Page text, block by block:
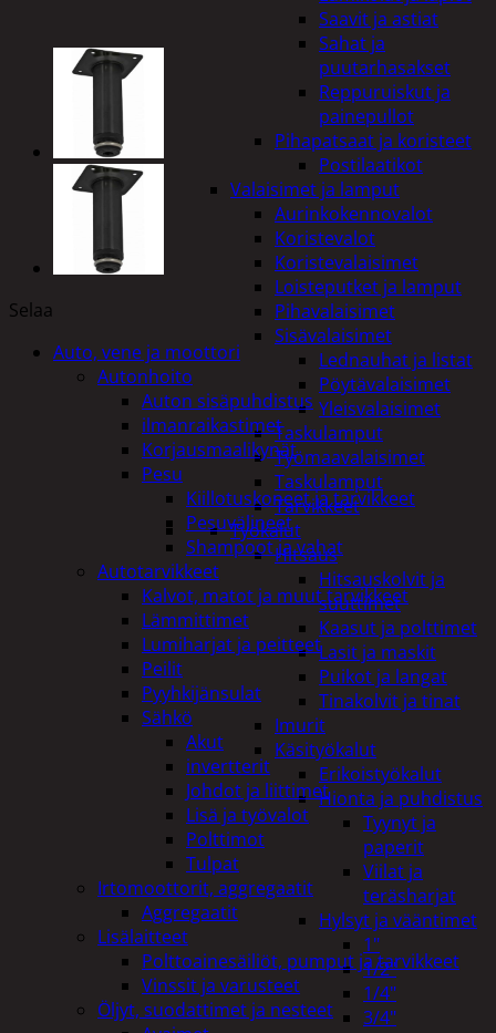
Saavit ja astiat
Sahat ja
puutarhasakset
Reppuruiskut ja
painepullot
Pihapatsaat ja koristeet
Postilaatikot
Valaisimet ja lamput
Aurinkokennovalot
Koristevalot
Koristevalaisimet
Loisteputket ja lamput
Pihavalaisimet
Sisävalaisimet
Lednauhat ja listat
Pöytävalaisimet
Yleisvalaisimet
Taskulamput
Työmaavalaisimet
Taskulamput
Tarvikkeet
Työkalut
Hitsaus
Hitsauskolvit ja
suuttimet
Kaasut ja polttimet
Lasit ja maskit
Puikot ja langat
Tinakolvit ja tinat
Imurit
Käsityökalut
Erikoistyökalut
Hionta ja puhdistus
Tyynyt ja
paperit
Viilat ja
teräsharjat
Hylsyt ja vääntimet
1"
1/2"
1/4"
3/4"
Selaa
Auto, vene ja moottori
Autonhoito
Auton sisäpuhdistus
ilmanraikastimet
Korjausmaalikynät
Pesu
Kiillotuskoneet ja tarvikkeet
Pesuvälineet
Shampoot ja vahat
Autotarvikkeet
Kalvot, matot ja muut tarvikkeet
Lämmittimet
Lumiharjat ja peitteet
Peilit
Pyyhkijänsulat
Sähkö
Akut
invertterit
Johdot ja liittimet
Lisä ja työvalot
Polttimot
Tulpat
Irtomoottorit, aggregaatit
Aggregaatit
Lisälaitteet
Polttoainesäiliöt, pumput ja tarvikkeet
Vinssit ja varusteet
Öljyt, suodattimet ja nesteet